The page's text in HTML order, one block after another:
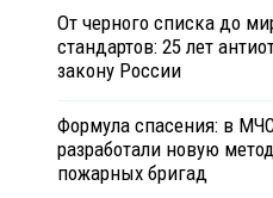
От черного списка до
стандартов: 25 лет
закону России
Формула спасения: в МЧС
разработали новую
пожарных бригад